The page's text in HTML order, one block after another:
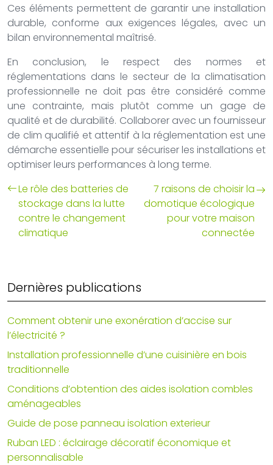
Ces éléments permettent de garantir une installation
durable, conforme aux exigences légales, avec un
bilan environnemental maîtrisé.
En conclusion, le respect des normes et
réglementations dans le secteur de la climatisation
professionnelle ne doit pas être considéré comme
une contrainte, mais plutôt comme un gage de
qualité et de durabilité. Collaborer avec un fournisseur
de clim qualifié et attentif à la réglementation est une
démarche essentielle pour sécuriser les installations et
optimiser leurs performances à long terme.
Le rôle des batteries de
stockage dans la lutte
contre le changement
climatique
7 raisons de choisir la
domotique écologique
pour votre maison
connectée
Dernières publications
Comment obtenir une exonération d’accise sur
l’électricité ?
Installation professionnelle d’une cuisinière en bois
traditionnelle
Conditions d’obtention des aides isolation combles
aménageables
Guide de pose panneau isolation exterieur
Ruban LED : éclairage décoratif économique et
personnalisable